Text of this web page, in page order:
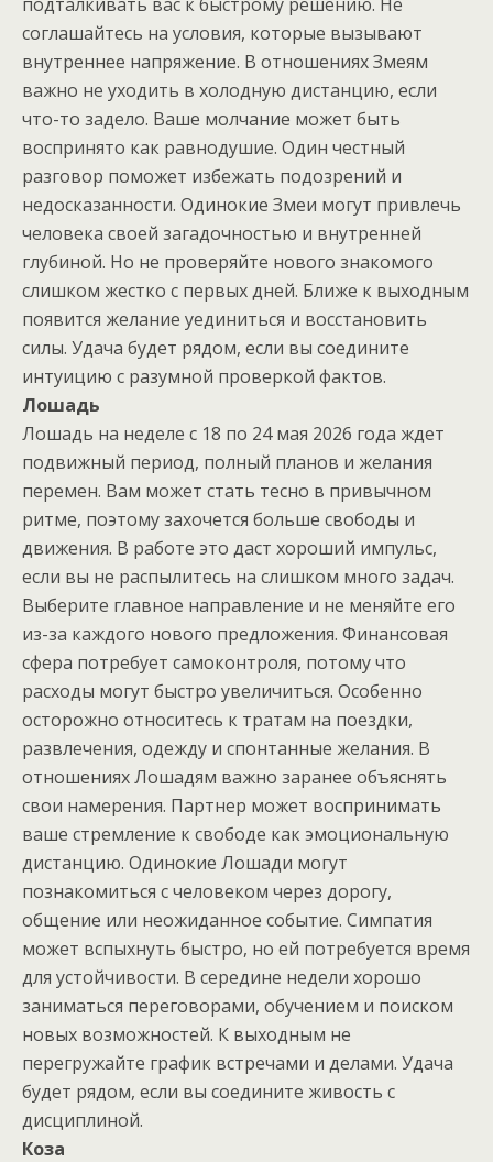
соглашайтесь на условия, которые вызывают
внутреннее напряжение. В отношениях Змеям
важно не уходить в холодную дистанцию, если
что-то задело. Ваше молчание может быть
воспринято как равнодушие. Один честный
разговор поможет избежать подозрений и
недосказанности. Одинокие Змеи могут привлечь
человека своей загадочностью и внутренней
глубиной. Но не проверяйте нового знакомого
слишком жестко с первых дней. Ближе к выходным
появится желание уединиться и восстановить
силы. Удача будет рядом, если вы соедините
интуицию с разумной проверкой фактов.
Лошадь
Лошадь на неделе с 18 по 24 мая 2026 года ждет
подвижный период, полный планов и желания
перемен. Вам может стать тесно в привычном
ритме, поэтому захочется больше свободы и
движения. В работе это даст хороший импульс,
если вы не распылитесь на слишком много задач.
Выберите главное направление и не меняйте его
из-за каждого нового предложения. Финансовая
сфера потребует самоконтроля, потому что
расходы могут быстро увеличиться. Особенно
осторожно относитесь к тратам на поездки,
развлечения, одежду и спонтанные желания. В
отношениях Лошадям важно заранее объяснять
свои намерения. Партнер может воспринимать
ваше стремление к свободе как эмоциональную
дистанцию. Одинокие Лошади могут
познакомиться с человеком через дорогу,
общение или неожиданное событие. Симпатия
может вспыхнуть быстро, но ей потребуется время
для устойчивости. В середине недели хорошо
заниматься переговорами, обучением и поиском
новых возможностей. К выходным не
перегружайте график встречами и делами. Удача
будет рядом, если вы соедините живость с
дисциплиной.
Коза